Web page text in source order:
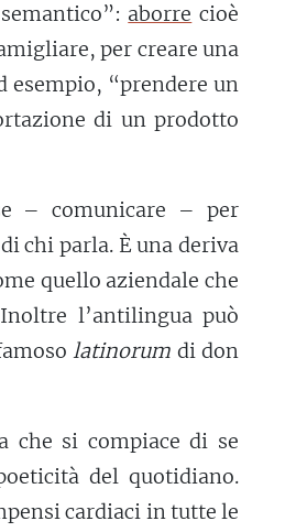
aborre cioè
per creare una
esempio, “prendere un
di un prodotto
– comunicare – per
chi parla. È una deriva
quello aziendale che
l’antilingua può
latinorum di don
che si compiace di se
del quotidiano.
cardiaci in tutte le